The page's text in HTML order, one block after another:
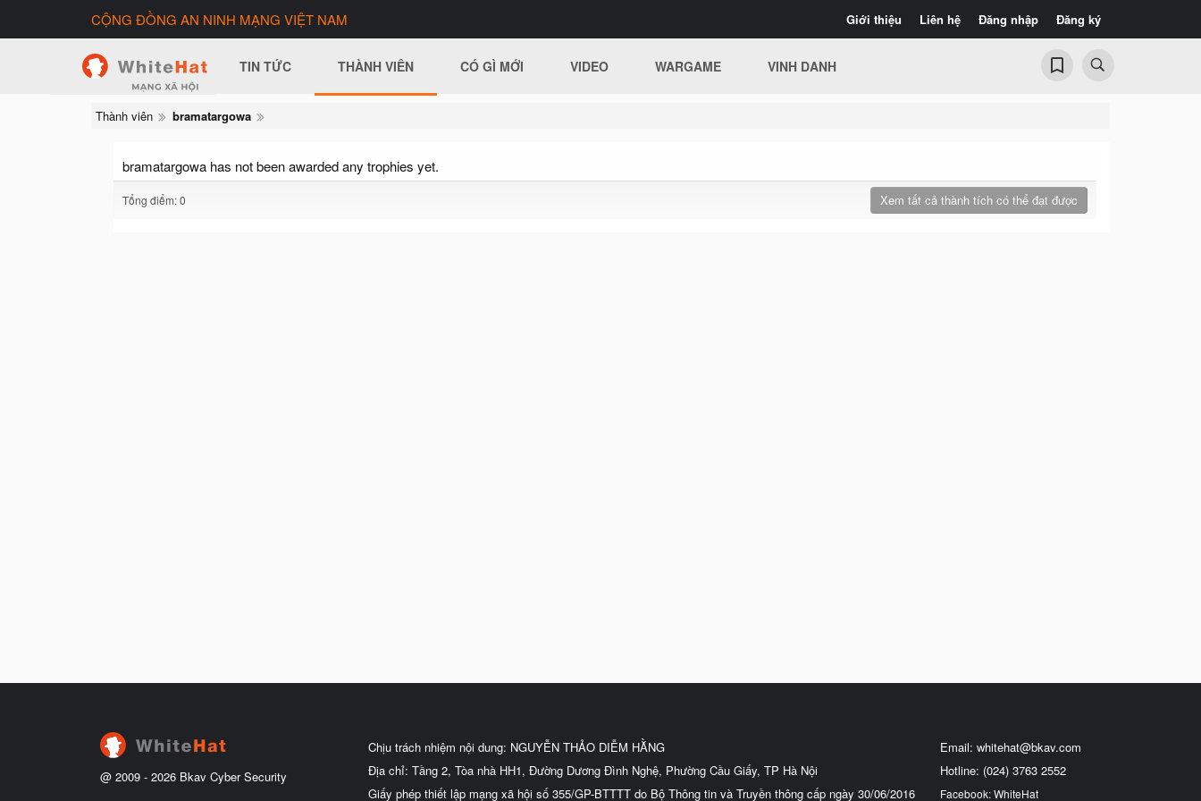
Giới thiệu Liên hệ Đăng nhập Đăng ký
CỘNG ĐỒNG AN NINH MẠNG VIỆT NAM
TIN TỨC THÀNH VIÊN CÓ GÌ MỚI VIDEO WARGAME VINH DANH
Thành viên bramatargowa
bramatargowa has not been awarded any trophies yet.
Tổng điểm: 0 Xem tất cả thành tích có thể đạt được
@ 2009 - 2026 Bkav Cyber Security
Chịu trách nhiệm nội dung: NGUYỄN THẢO DIỄM HẰNG
Địa chỉ: Tầng 2, Tòa nhà HH1, Đường Dương Đình Nghệ, Phường Cầu Giấy, TP Hà Nội
Giấy phép thiết lập mạng xã hội số 355/GP-BTTTT do Bộ Thông tin và Truyền thông cấp ngày 30/06/2016
Email: whitehat@bkav.com
Hotline: (024) 3763 2552
Facebook: WhiteHat